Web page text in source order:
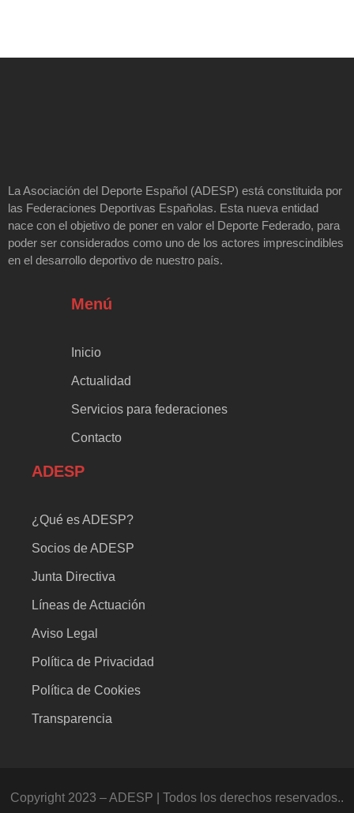
La Asociación del Deporte Español (ADESP) está constituida por
las Federaciones Deportivas Españolas. Esta nueva entidad
nace con el objetivo de poner en valor el Deporte Federado, para
poder ser considerados como uno de los actores imprescindibles
en el desarrollo deportivo de nuestro país.
Menú
Inicio
Actualidad
Servicios para federaciones
Contacto
ADESP
¿Qué es ADESP?
Socios de ADESP
Junta Directiva
Líneas de Actuación
Aviso Legal
Política de Privacidad
Política de Cookies
Transparencia
Copyright 2023 – ADESP | Todos los derechos reservados..